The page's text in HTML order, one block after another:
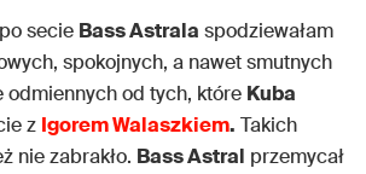
secie Bass Astrala spodziewałam
spokojnych, a nawet smutnych
odmiennych od tych, które Kuba
z Igorem Walaszkiem. Takich
nie zabrakło. Bass Astral przemycał